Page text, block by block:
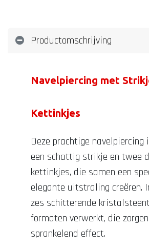
Productomschrijving
Navelpiercing met
Kettinkjes
Deze prachtige
een schattig strikje en twee
kettinkjes, die samen een
elegante uitstraling creëren.
zes schitterende
formaten verwerkt, die
sprankelend effect.